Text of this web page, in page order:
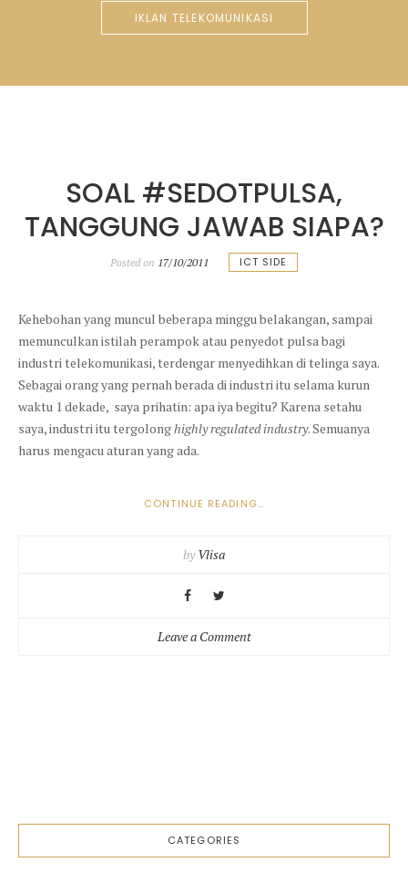
IKLAN TELEKOMUNIKASI
SOAL #SEDOTPULSA,
TANGGUNG JAWAB SIAPA?
Posted on 17/10/2011 ICT SIDE
Kehebohan yang muncul beberapa minggu belakangan, sampai
memunculkan istilah perampok atau penyedot pulsa bagi
industri telekomunikasi, terdengar menyedihkan di telinga saya.
Sebagai orang yang pernah berada di industri itu selama kurun
waktu 1 dekade, saya prihatin: apa iya begitu? Karena setahu
saya, industri itu tergolonghighly regulated industry. Semuanya
harus mengacu aturan yang ada.
CONTINUE READING“SOAL
…
byVlisa
Leave a Commenton
CATEGORIES